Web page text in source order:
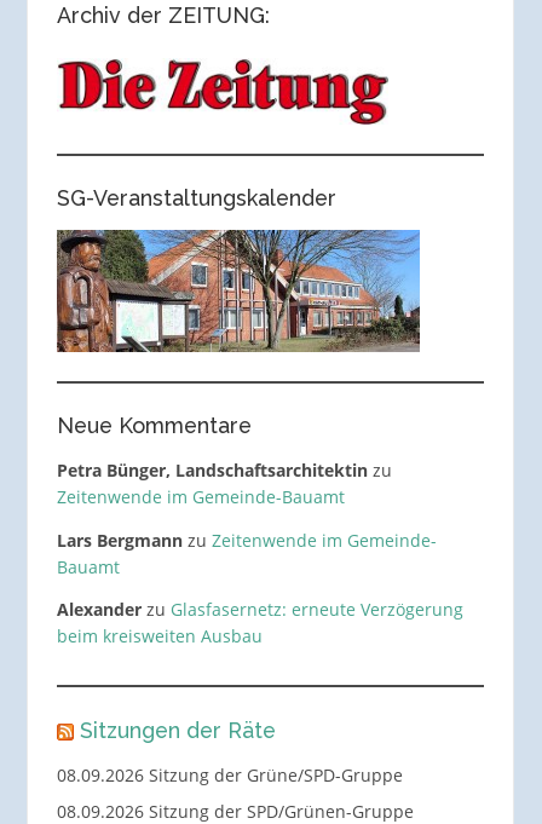
Archiv der ZEITUNG:
SG-Veranstaltungskalender
Neue Kommentare
Petra Bünger, Landschaftsarchitektinzu
Zeitenwende im Gemeinde-Bauamt
Lars Bergmannzu Zeitenwende im Gemeinde-
Bauamt
Alexanderzu Glasfasernetz: erneute Verzögerung
beim kreisweiten Ausbau
Sitzungen der Räte
08.09.2026 Sitzung der Grüne/SPD-Gruppe
08.09.2026 Sitzung der SPD/Grünen-Gruppe